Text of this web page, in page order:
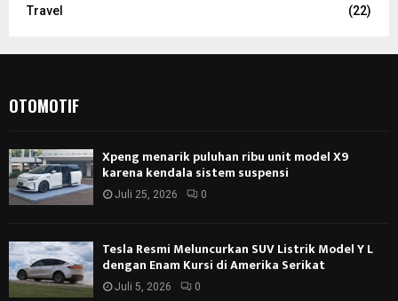
Travel
(22)
OTOMOTIF
Xpeng menarik puluhan ribu unit model X9
karena kendala sistem suspensi
Juli 25, 2026 0
Tesla Resmi Meluncurkan SUV Listrik Model Y L
dengan Enam Kursi di Amerika Serikat
Juli 5, 2026 0